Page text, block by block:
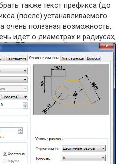
также текст префикса (до
(после) устанавливаемого
очень полезная возможность,
идёт о диаметрах и радиусах;